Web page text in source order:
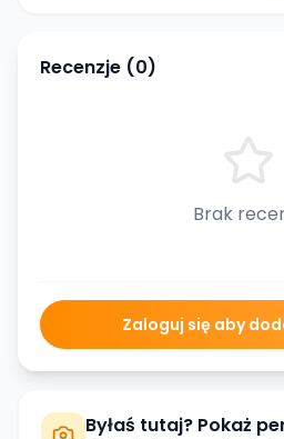
Recenzje (0)
Brak
Zaloguj się aby
Byłaś tutaj? Pokaż